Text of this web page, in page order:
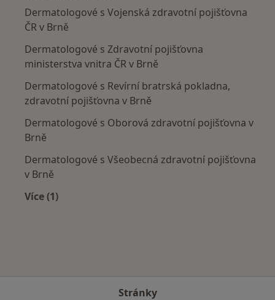
Dermatologové s Vojenská zdravotní pojišťovna
ČR v Brně
Dermatologové s Zdravotní pojišťovna
ministerstva vnitra ČR v Brně
Dermatologové s Revírní bratrská pokladna,
zdravotní pojišťovna v Brně
Dermatologové s Oborová zdravotní pojišťovna v
Brně
Dermatologové s Všeobecná zdravotní pojišťovna
v Brně
Více (1)
Stránky